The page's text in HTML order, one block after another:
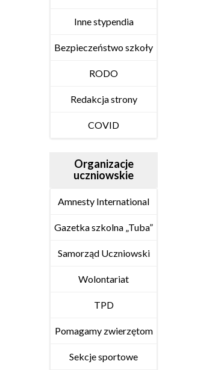
Inne stypendia
Bezpieczeństwo szkoły
RODO
Redakcja strony
COVID
Organizacje
uczniowskie
Amnesty International
Gazetka szkolna „Tuba”
Samorząd Uczniowski
Wolontariat
TPD
Pomagamy zwierzętom
Sekcje sportowe